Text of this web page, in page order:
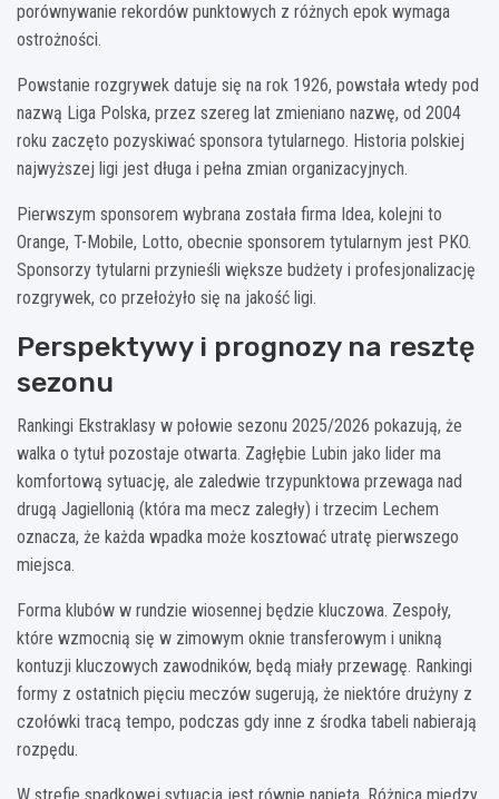
porównywanie rekordów punktowych z różnych epok wymaga
ostrożności.
Powstanie rozgrywek datuje się na rok 1926, powstała wtedy pod
nazwą Liga Polska, przez szereg lat zmieniano nazwę, od 2004
roku zaczęto pozyskiwać sponsora tytularnego. Historia polskiej
najwyższej ligi jest długa i pełna zmian organizacyjnych.
Pierwszym sponsorem wybrana została firma Idea, kolejni to
Orange, T-Mobile, Lotto, obecnie sponsorem tytularnym jest PKO.
Sponsorzy tytularni przynieśli większe budżety i profesjonalizację
rozgrywek, co przełożyło się na jakość ligi.
Perspektywy i prognozy na resztę
sezonu
Rankingi Ekstraklasy w połowie sezonu 2025/2026 pokazują, że
walka o tytuł pozostaje otwarta. Zagłębie Lubin jako lider ma
komfortową sytuację, ale zaledwie trzypunktowa przewaga nad
drugą Jagiellonią (która ma mecz zaległy) i trzecim Lechem
oznacza, że każda wpadka może kosztować utratę pierwszego
miejsca.
Forma klubów w rundzie wiosennej będzie kluczowa. Zespoły,
które wzmocnią się w zimowym oknie transferowym i unikną
kontuzji kluczowych zawodników, będą miały przewagę. Rankingi
formy z ostatnich pięciu meczów sugerują, że niektóre drużyny z
czołówki tracą tempo, podczas gdy inne z środka tabeli nabierają
rozpędu.